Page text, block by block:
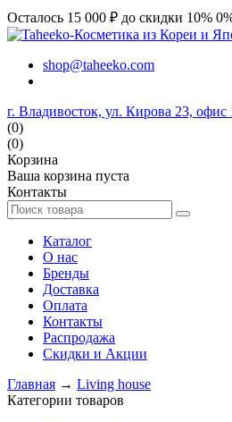
Осталось 15 000 ₽ до скидки 10%
shop@taheeko.com
г. Владивосток, ул. Кирова 23, офис
(0)
(0)
Корзина
Ваша корзина пуста
Контакты
Каталог
О нас
Бренды
Доставка
Оплата
Контакты
Распродажа
Скидки и Акции
Главная → Living house
Категории товаров